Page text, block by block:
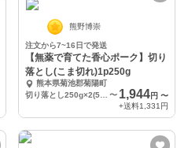
熊野博崇
注文から7~16日で発送
【無薬で育てた香心ポーク】切り
落とし(こま切れ)1p250g
熊本県菊池郡菊陽町
切り落とし250g×2(500g)
〜 1,944円 〜
+送料1,331円